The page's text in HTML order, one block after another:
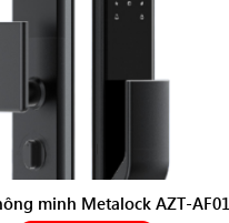
minh Metalock AZT-AF01